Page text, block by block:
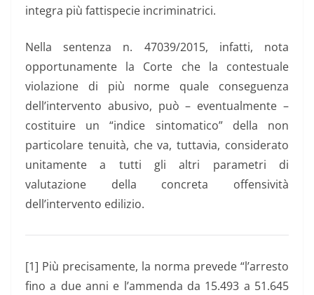
integra più fattispecie incriminatrici.
Nella sentenza n. 47039/2015, infatti, nota
opportunamente la Corte che la contestuale
violazione di più norme quale conseguenza
dell’intervento abusivo, può – eventualmente –
costituire un “indice sintomatico” della non
particolare tenuità, che va, tuttavia, considerato
unitamente a tutti gli altri parametri di
valutazione della concreta offensività
dell’intervento edilizio.
[1] Più precisamente, la norma prevede “l’arresto
fino a due anni e l’ammenda da 15.493 a 51.645